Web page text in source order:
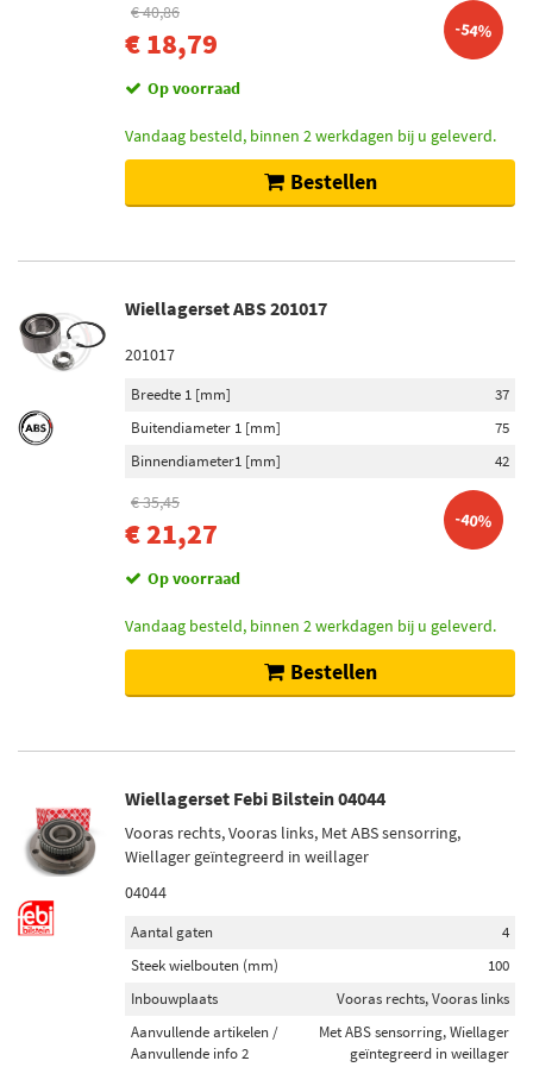
€ 40,86
€ 18,79 -54%
Op voorraad
Vandaag besteld, binnen 2 werkdagen bij u geleverd.
Bestellen
Wiellagerset ABS 201017
201017
Breedte 1 [mm]
37
Buitendiameter 1 [mm]
75
Binnendiameter1 [mm]
42
€ 35,45
€ 21,27 -40%
Op voorraad
Vandaag besteld, binnen 2 werkdagen bij u geleverd.
Bestellen
Wiellagerset Febi Bilstein 04044
Vooras rechts, Vooras links, Met ABS sensorring,
Wiellager geïntegreerd in weillager
04044
Aantal gaten
4
Steek wielbouten (mm)
100
Inbouwplaats
Vooras rechts, Vooras links
Aanvullende artikelen /
Aanvullende info 2
Met ABS sensorring, Wiellager
geïntegreerd in weillager